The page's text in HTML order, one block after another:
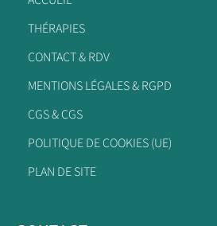
THÉRAPIES
CONTACT & RDV
MENTIONS LÉGALES & RGPD
CGS & CGS
POLITIQUE DE COOKIES (UE)
PLAN DE SITE